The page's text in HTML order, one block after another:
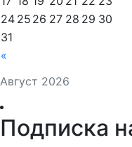
Август 2026
«
24 25 26 27 28 29 30
31
Подписка